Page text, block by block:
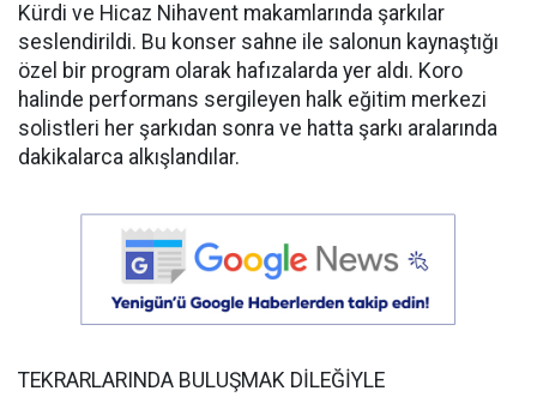
Kürdi ve Hicaz Nihavent makamlarında şarkılar
seslendirildi. Bu konser sahne ile salonun kaynaştığı
özel bir program olarak hafızalarda yer aldı. Koro
halinde performans sergileyen halk eğitim merkezi
solistleri her şarkıdan sonra ve hatta şarkı aralarında
dakikalarca alkışlandılar.
TEKRARLARINDA BULUŞMAK DİLEĞİYLE